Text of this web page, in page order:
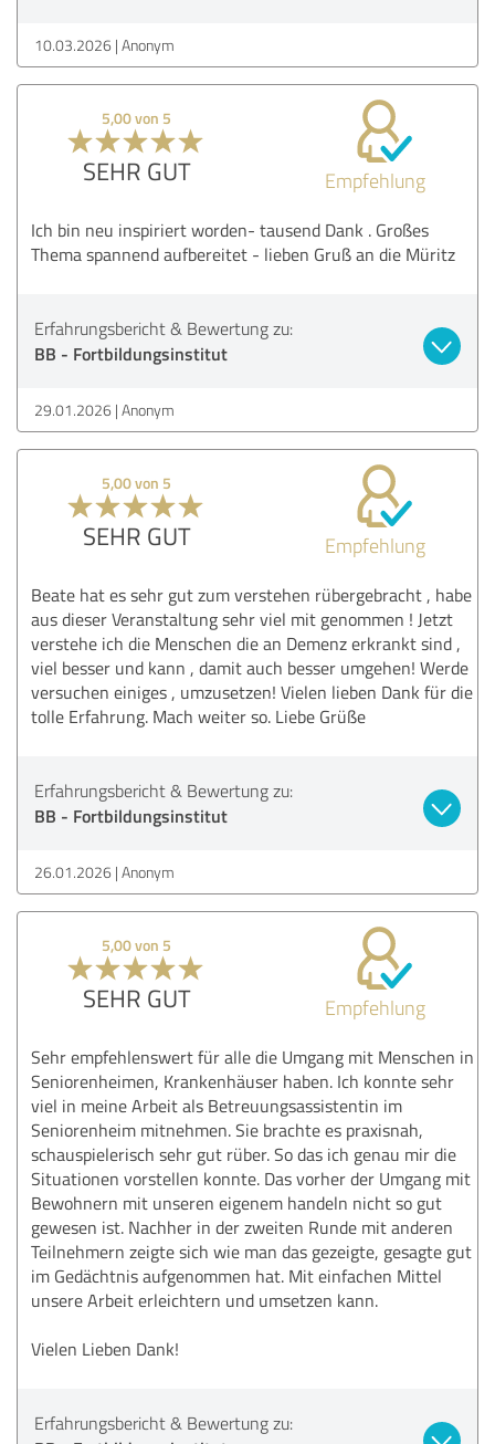
10.03.2026 Anonym
5,00 von 5
SEHR GUT Empfehlung
Ich bin neu inspiriert worden- tausend Dank . Großes
Thema spannend aufbereitet - lieben Gruß an die Müritz
Erfahrungsbericht & Bewertung zu:
BB - Fortbildungsinstitut
29.01.2026 Anonym
5,00 von 5
SEHR GUT Empfehlung
Beate hat es sehr gut zum verstehen rübergebracht , habe
aus dieser Veranstaltung sehr viel mit genommen ! Jetzt
verstehe ich die Menschen die an Demenz erkrankt sind ,
viel besser und kann , damit auch besser umgehen! Werde
versuchen einiges , umzusetzen! Vielen lieben Dank für die
tolle Erfahrung. Mach weiter so. Liebe Grüße
Erfahrungsbericht & Bewertung zu:
BB - Fortbildungsinstitut
26.01.2026 Anonym
5,00 von 5
SEHR GUT Empfehlung
Sehr empfehlenswert für alle die Umgang mit Menschen in
Seniorenheimen, Krankenhäuser haben. Ich konnte sehr
viel in meine Arbeit als Betreuungsassistentin im
Seniorenheim mitnehmen. Sie brachte es praxisnah,
schauspielerisch sehr gut rüber. So das ich genau mir die
Situationen vorstellen konnte. Das vorher der Umgang mit
Bewohnern mit unseren eigenem handeln nicht so gut
gewesen ist. Nachher in der zweiten Runde mit anderen
Teilnehmern zeigte sich wie man das gezeigte, gesagte gut
im Gedächtnis aufgenommen hat. Mit einfachen Mittel
unsere Arbeit erleichtern und umsetzen kann.
Vielen Lieben Dank!
Erfahrungsbericht & Bewertung zu: